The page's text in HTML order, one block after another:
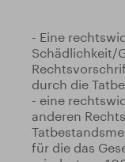
- Eine
Schädlichkeit/
durch die
- eine
anderen
für die das